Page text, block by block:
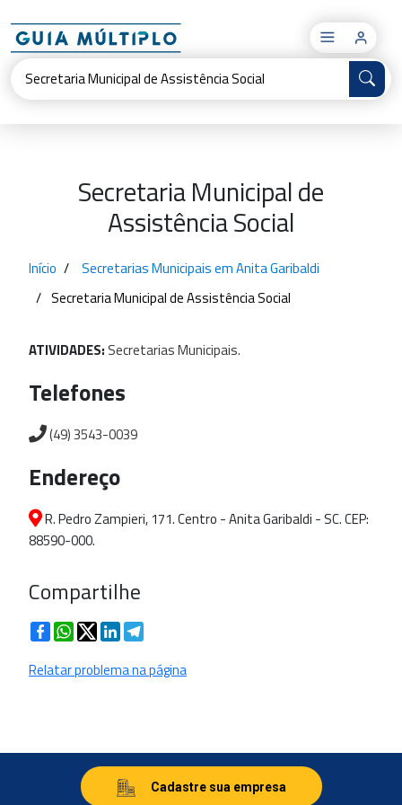
×
Secretaria Municipal de
Assistência Social
Início
Secretarias Municipais em Anita Garibaldi
Secretaria Municipal de Assistência Social
ATIVIDADES: SecretariasMunicipais.
Telefones
(49) 3543-0039
Endereço
R. Pedro Zampieri, 171. Centro - Anita Garibaldi - SC. CEP:
88590-000.
Compartilhe
FacebookWhatsApp
TwitterLinkedIn
Relatar problema na página
Cadastre sua empresa